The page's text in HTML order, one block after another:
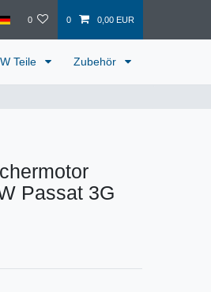
0 0 0,00 EUR
Teile Zubehör
Passat 3G